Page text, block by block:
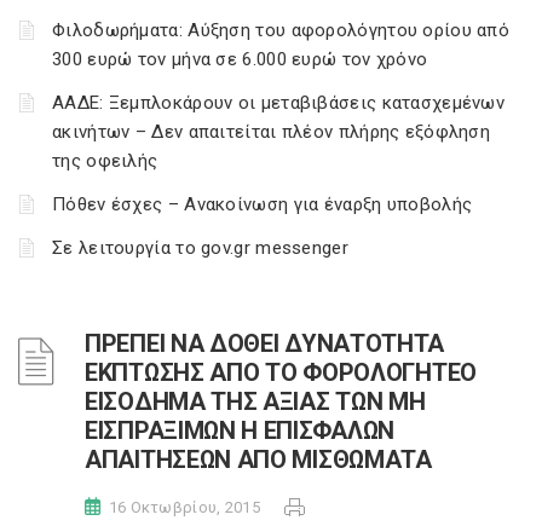
Φιλοδωρήματα: Αύξηση του αφορολόγητου ορίου από
300 ευρώ τον μήνα σε 6.000 ευρώ τον χρόνο
ΑΑΔΕ: Ξεμπλοκάρουν οι μεταβιβάσεις κατασχεμένων
ακινήτων – Δεν απαιτείται πλέον πλήρης εξόφληση
της οφειλής
Πόθεν έσχες – Ανακοίνωση για έναρξη υποβολής
Σε λειτουργία το gov.gr messenger
ΠΡΕΠΕΙ ΝΑ ΔΟΘΕΙ ΔΥΝΑΤΟΤΗΤΑ
ΕΚΠΤΩΣΗΣ ΑΠΟ ΤΟ ΦΟΡΟΛΟΓΗΤΕΟ
ΕΙΣΟΔΗΜΑ ΤΗΣ ΑΞΙΑΣ ΤΩΝ ΜΗ
ΕΙΣΠΡΑΞΙΜΩΝ Η ΕΠΙΣΦΑΛΩΝ
ΑΠΑΙΤΗΣΕΩΝ ΑΠΟ ΜΙΣΘΩΜΑΤΑ
16 Οκτωβρίου, 2015